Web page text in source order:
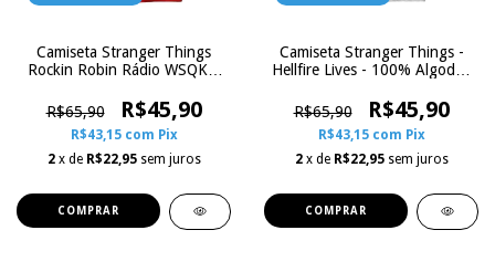
Camiseta Stranger Things
Rockin Robin Rádio WSQK |
R$65,90
R$45,90
R$43,15 com Pix
2 x de R$22,95 sem juros
COMPRAR
Camiseta Stranger Things -
Hellfire Lives - 100% Algodão
R$65,90
R$45,90
R$43,15 com Pix
2 x de R$22,95 sem juros
COMPRAR